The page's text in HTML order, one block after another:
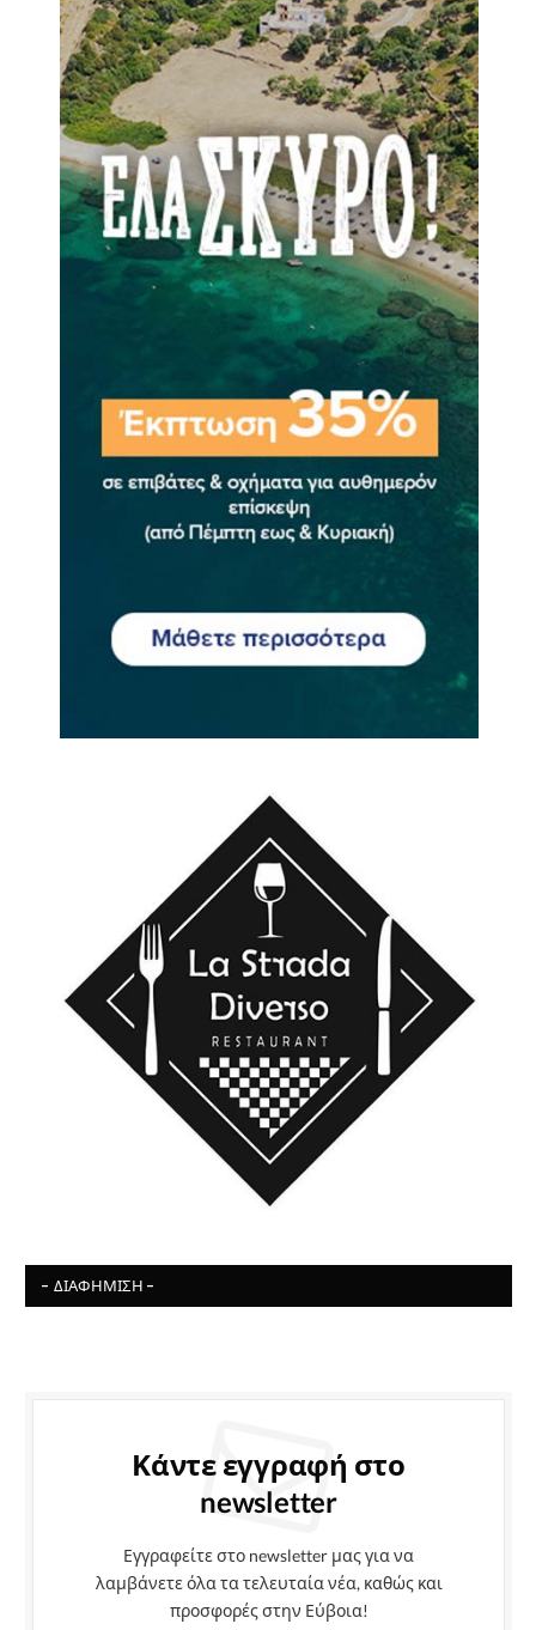
- ΔΙΑΦΉΜΙΣΗ -
Κάντε εγγραφή στο
newsletter
Εγγραφείτε στο newsletter μας για να
λαμβάνετε όλα τα τελευταία νέα, καθώς και
προσφορές στην Εύβοια!